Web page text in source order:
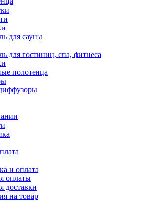
для сауны
для гостиниц, спа, фитнеса
полотенца
и оплата
оплаты
доставки
на товар